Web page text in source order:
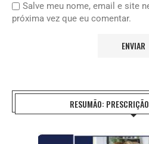
Salve meu nome, email e site
próxima vez que eu comentar.
RESUMÃO: